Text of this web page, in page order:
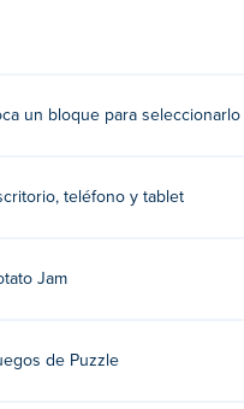
luego toque
un bloque para
teléfono y tablet
Jam
de Puzzle